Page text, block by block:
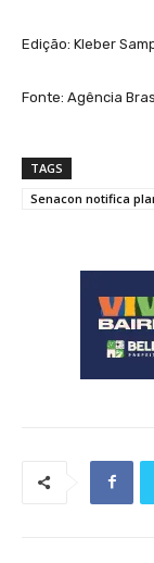
Edição: Kleber
Fonte: Agência
TAGS
Senacon notifica